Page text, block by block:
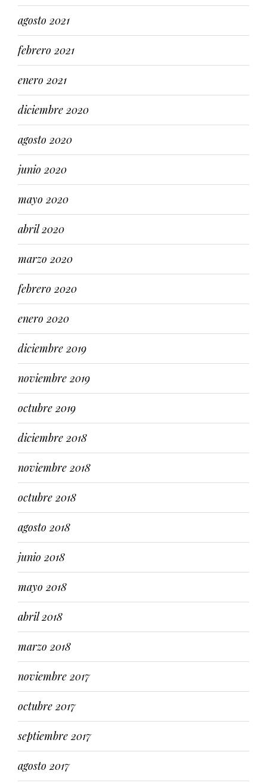
agosto 2021
febrero 2021
enero 2021
diciembre 2020
agosto 2020
junio 2020
mayo 2020
abril 2020
marzo 2020
febrero 2020
enero 2020
diciembre 2019
noviembre 2019
octubre 2019
diciembre 2018
noviembre 2018
octubre 2018
agosto 2018
junio 2018
mayo 2018
abril 2018
marzo 2018
noviembre 2017
octubre 2017
septiembre 2017
agosto 2017